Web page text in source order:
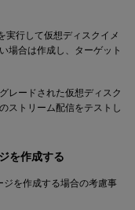
行して仮想ディスクイメ
場合は作成し、ターゲット
レードされた仮想ディスク
ストリーム配信をテストし
を作成する
ジを作成する場合の考慮事